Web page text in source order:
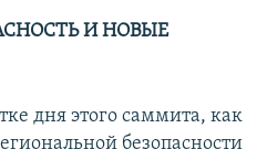
И НОВЫЕ
дня этого саммита, как
безопасности